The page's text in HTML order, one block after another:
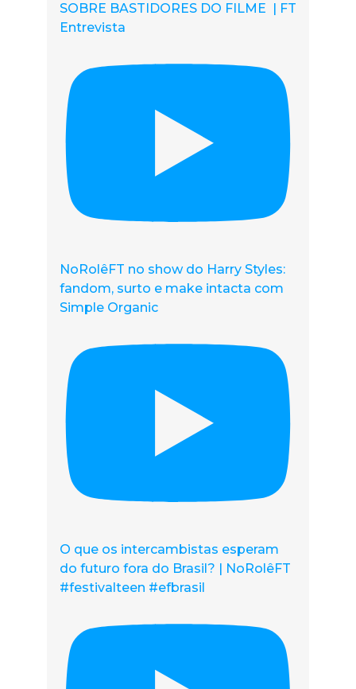
SOBRE BASTIDORES DO FILME | FT
Entrevista
NoRolêFT no show do Harry Styles:
fandom, surto e make intacta com
Simple Organic
O que os intercambistas esperam
do futuro fora do Brasil? | NoRolêFT
#festivalteen #efbrasil